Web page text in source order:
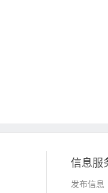
信息服
发布信息